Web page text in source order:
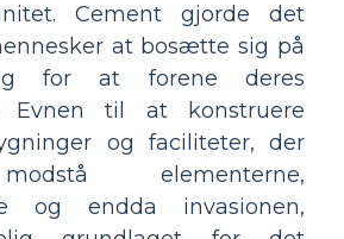
Cement gjorde det
at bosætte sig på
for at forene deres
Evnen til at konstruere
og faciliteter, der
elementerne,
og endda invasionen,